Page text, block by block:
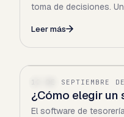
toma de decisiones.
Leer más
12 DE SEPTIEMBRE
¿Cómo elegir un
El software de